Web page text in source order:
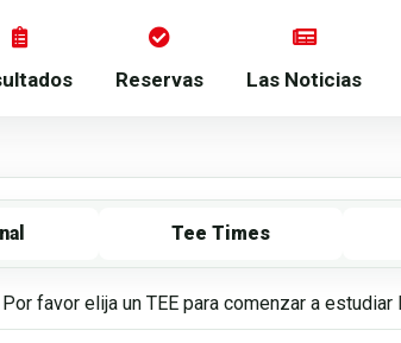
Reservas Las Noticias
Tee Times
favor elija un TEE para comenzar a